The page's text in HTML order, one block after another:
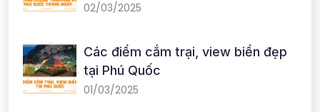
02/03/2025
Các điểm cắm trại, view biển đẹp
tại Phú Quốc
01/03/2025